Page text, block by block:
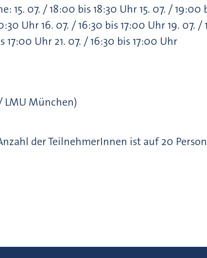
15. 07. / 18:00 bis 18:30 Uhr 15. 07. / 19:00
Uhr 16. 07. / 16:30 bis 17:00 Uhr 19. 07. /
17:00 Uhr 21. 07. / 16:30 bis 17:00 Uhr
LMU München)
der TeilnehmerInnen ist auf 20